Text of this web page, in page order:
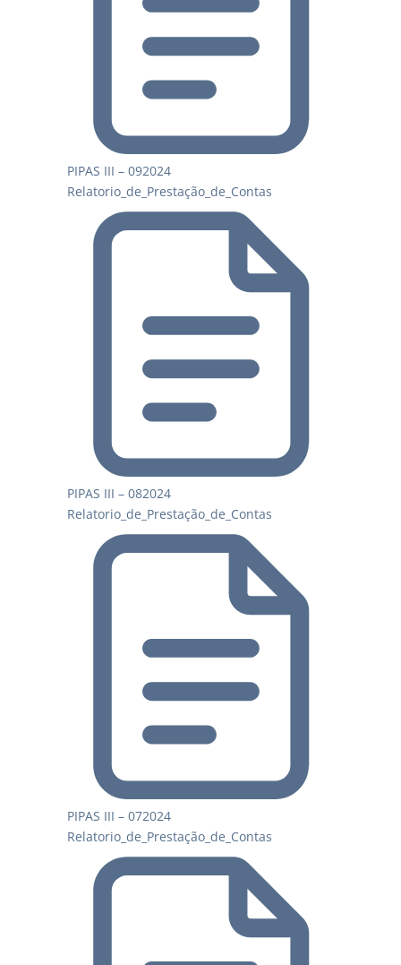
PIPAS III – 092024
Relatorio_de_Prestação_de_Contas
PIPAS III – 082024
Relatorio_de_Prestação_de_Contas
PIPAS III – 072024
Relatorio_de_Prestação_de_Contas